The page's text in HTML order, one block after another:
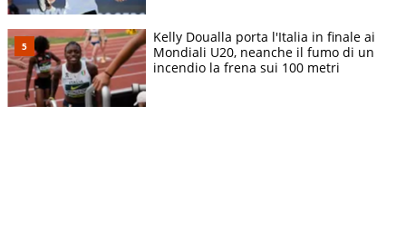
Kelly Doualla porta l'Italia in finale ai
Mondiali U20, neanche il fumo di un
incendio la frena sui 100 metri